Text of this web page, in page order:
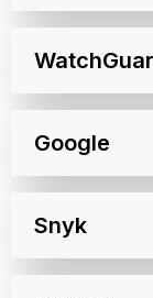
Google
Snyk